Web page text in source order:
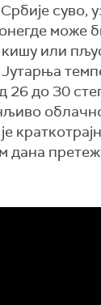
суво,
може
кишу или
26 до 30
дана